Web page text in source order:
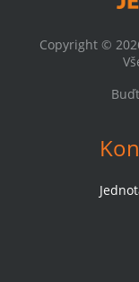
Copyright ©